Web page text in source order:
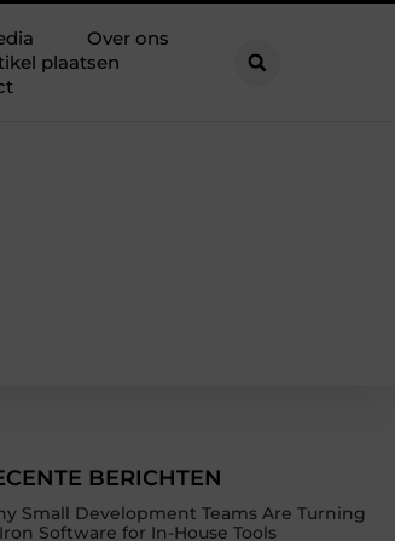
Over ons
plaatsen
BERICHTEN
Small Development Teams Are Turning
Software for In-House Tools